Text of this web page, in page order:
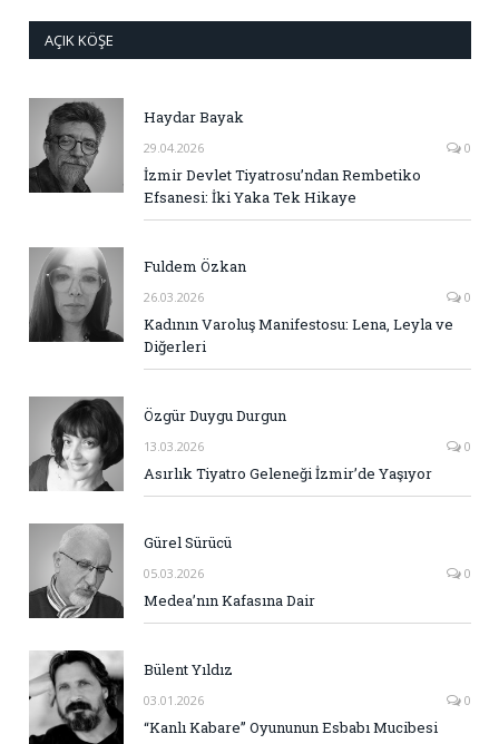
AÇIK KÖŞE
Haydar Bayak
29.04.2026 0
İzmir Devlet Tiyatrosu’ndan Rembetiko
Efsanesi: İki Yaka Tek Hikaye
Fuldem Özkan
26.03.2026 0
Kadının Varoluş Manifestosu: Lena, Leyla ve
Diğerleri
Özgür Duygu Durgun
13.03.2026 0
Asırlık Tiyatro Geleneği İzmir’de Yaşıyor
Gürel Sürücü
05.03.2026 0
Medea’nın Kafasına Dair
Bülent Yıldız
03.01.2026 0
“Kanlı Kabare” Oyununun Esbabı Mucibesi